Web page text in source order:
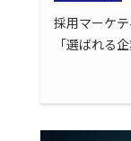
採用マーケ
「選ばれる